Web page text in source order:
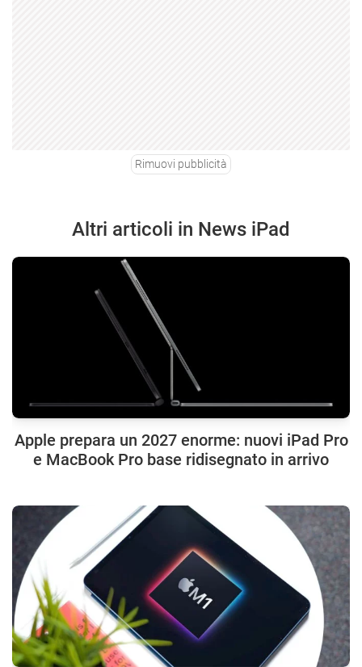
Rimuovi pubblicità
Altri articoli in News iPad
Apple prepara un 2027 enorme: nuovi iPad Pro
e MacBook Pro base ridisegnato in arrivo